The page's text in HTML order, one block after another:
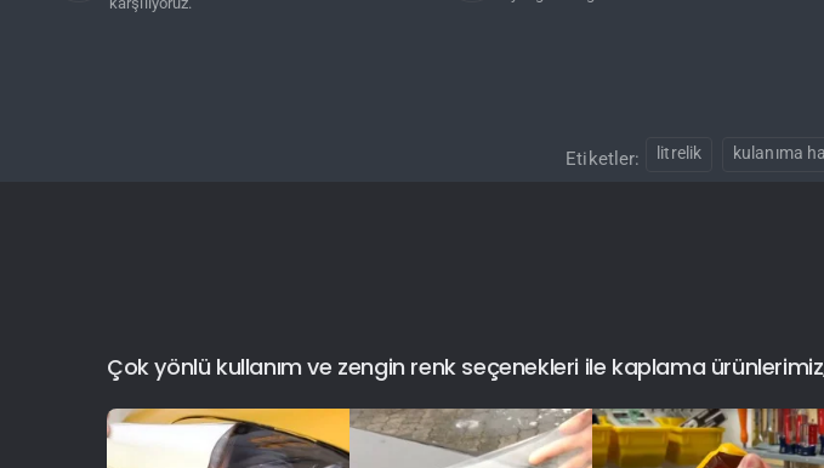
Etiketler: litrelik kulanıma
Çok yönlü kullanım ve zengin renk seçenekleri ile kaplama ürünlerimiz,